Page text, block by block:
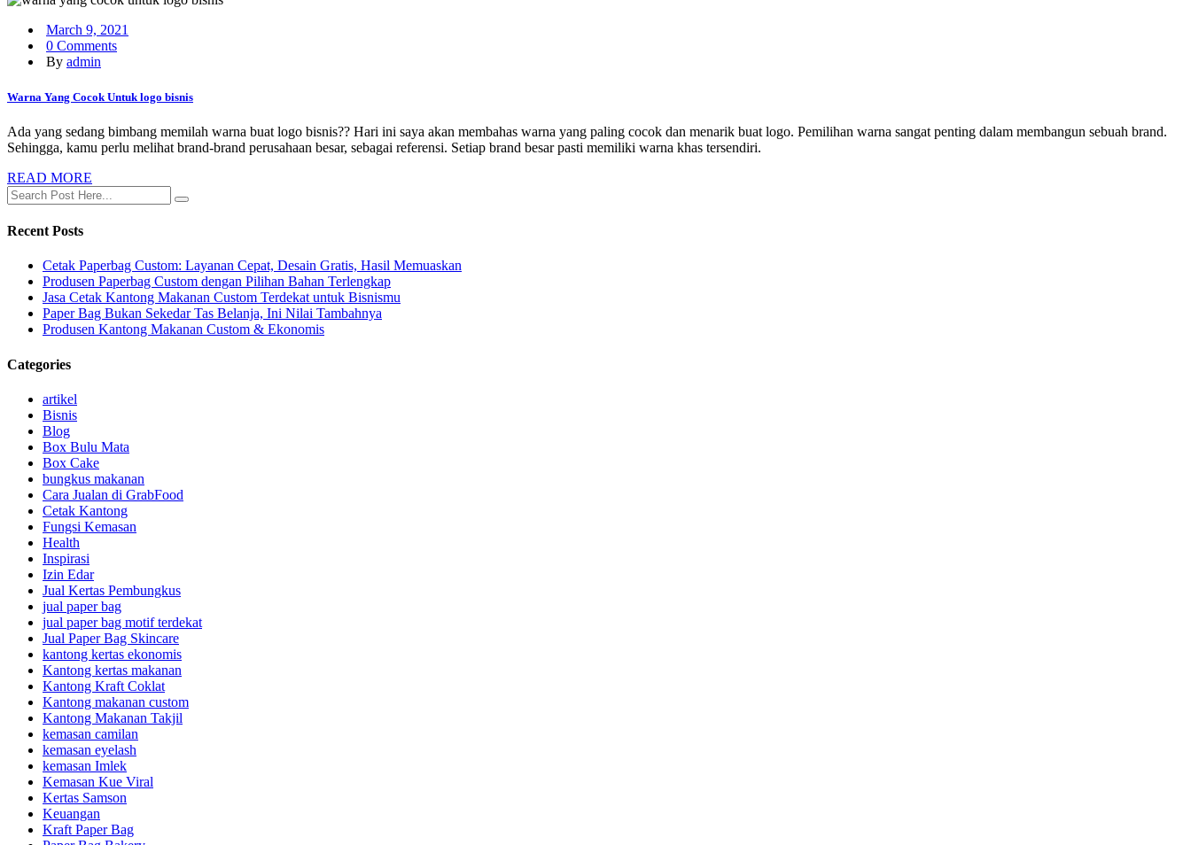
March 9, 2021
0 Comments
By admin
Warna Yang Cocok Untuk logo bisnis
Ada yang sedang bimbang memilah warna buat logo bisnis?? Hari ini saya akan membahas warna yang paling cocok dan menarik buat logo. Pemilihan warna sangat penting dalam membangun sebuah brand.
Sehingga, kamu perlu melihat brand-brand perusahaan besar, sebagai referensi. Setiap brand besar pasti memiliki warna khas tersendiri.
READ MORE
Recent Posts
Cetak Paperbag Custom: Layanan Cepat, Desain Gratis, Hasil Memuaskan
Produsen Paperbag Custom dengan Pilihan Bahan Terlengkap
Jasa Cetak Kantong Makanan Custom Terdekat untuk Bisnismu
Paper Bag Bukan Sekedar Tas Belanja, Ini Nilai Tambahnya
Produsen Kantong Makanan Custom & Ekonomis
Categories
artikel
Bisnis
Blog
Box Bulu Mata
Box Cake
bungkus makanan
Cara Jualan di GrabFood
Cetak Kantong
Fungsi Kemasan
Health
Inspirasi
Izin Edar
Jual Kertas Pembungkus
jual paper bag
jual paper bag motif terdekat
Jual Paper Bag Skincare
kantong kertas ekonomis
Kantong kertas makanan
Kantong Kraft Coklat
Kantong makanan custom
Kantong Makanan Takjil
kemasan camilan
kemasan eyelash
kemasan Imlek
Kemasan Kue Viral
Kertas Samson
Keuangan
Kraft Paper Bag